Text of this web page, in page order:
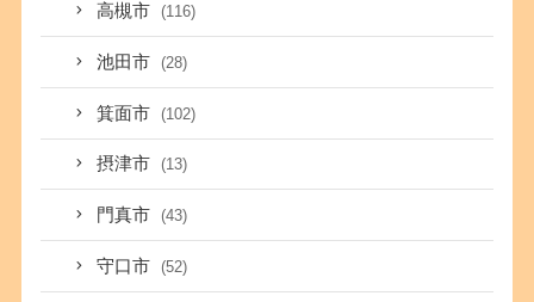
高槻市 (116)
池田市 (28)
箕面市 (102)
摂津市 (13)
門真市 (43)
守口市 (52)